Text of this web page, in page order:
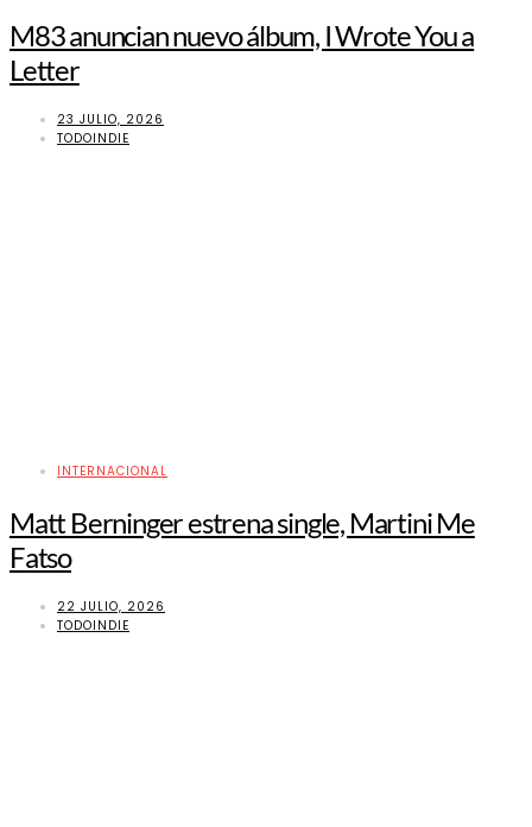
M83 anuncian nuevo álbum, I Wrote You a
Letter
23 JULIO, 2026
TODOINDIE
INTERNACIONAL
Matt Berninger estrena single, Martini Me
Fatso
22 JULIO, 2026
TODOINDIE